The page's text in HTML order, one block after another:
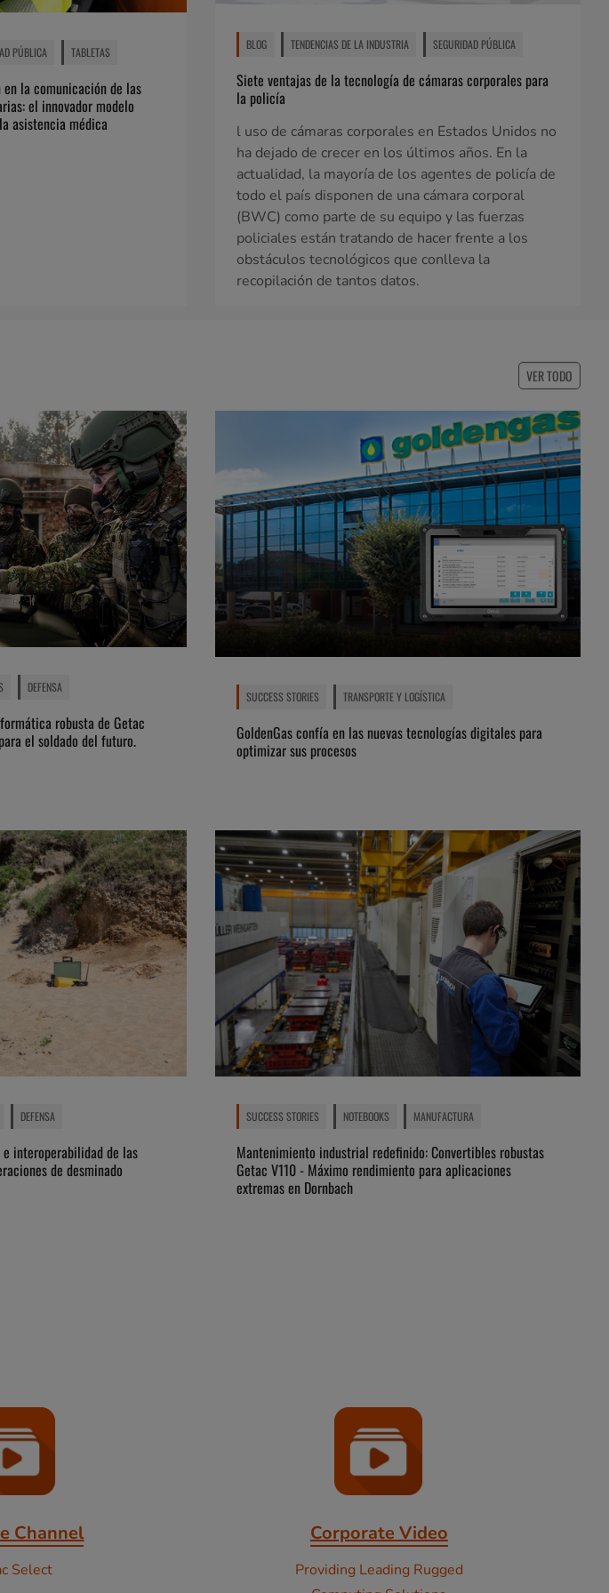
PÚBLICA TABLETAS
la comunicación de las
el innovador modelo
asistencia médica
BLOG TENDENCIAS DE LA INDUSTRIA SEGURIDAD PÚBLICA
Siete ventajas de la tecnología de cámaras corporales para
la policía
l uso de cámaras corporales en Estados Unidos no
ha dejado de crecer en los últimos años. En la
actualidad, la mayoría de los agentes de policía de
todo el país disponen de una cámara corporal
(BWC) como parte de su equipo y las fuerzas
policiales están tratando de hacer frente a los
obstáculos tecnológicos que conlleva la
recopilación de tantos datos.
VER TODO
DEFENSA
robusta de Getac
el soldado del futuro.
SUCCESS STORIES TRANSPORTE Y LOGÍSTICA
GoldenGas confía en las nuevas tecnologías digitales para
optimizar sus procesos
DEFENSA
e interoperabilidad de las
de desminado
SUCCESS STORIES NOTEBOOKS MANUFACTURA
Mantenimiento industrial redefinido: Convertibles robustas
Getac V110 - Máximo rendimiento para aplicaciones
extremas en Dornbach
Channel
Select
Corporate Video
Providing Leading Rugged